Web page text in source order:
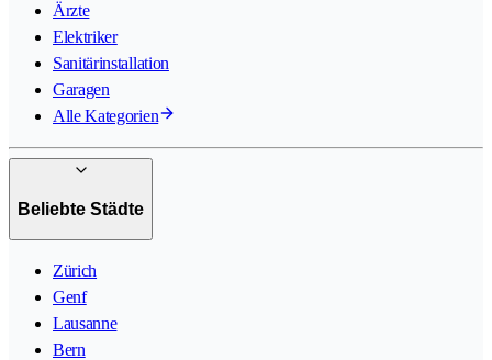
Ärzte
Elektriker
Sanitärinstallation
Garagen
Alle Kategorien
Beliebte Städte
Zürich
Genf
Lausanne
Bern